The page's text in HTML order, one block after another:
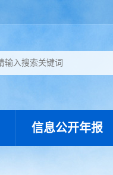
信息公开年报